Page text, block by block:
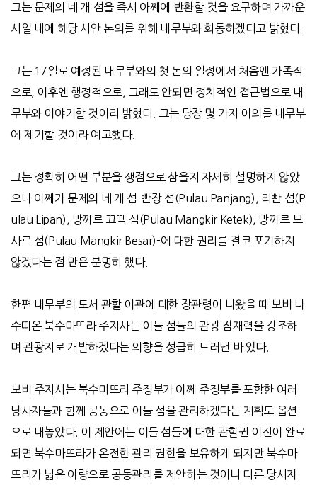
그는 문제의 네 개 섬을 즉시 아쩨에 반환할 것을 요구하며 가까운
시일 내에 해당 사안 논의를 위해 내무부와 회동하겠다고 밝혔다.
그는 17일로 예정된 내무부와의 첫 논의 일정에서 처음엔 가족적
으로
이후엔 행정적으로
그래도 안되면 정치적인 접근법으로 내
무부와 이야기할 것이라 밝혔다.
그는 당장 몇 가지 이의를 내무부
에 제기할 것이라 예고했다.
그는 정확히 어떤 부분을 쟁점으로 삼을지 자세히 설명하지 않았
으나 아쩨가 문제의 네 개 섬-빤장 섬(Pulau Panjang), 리빤 섬(P
ulau Lipan), 망끼르 끄떽 섬(Pulau Mangkir Ketek), 망끼르 브
사르 섬(Pulau Mangkir Besar)-에 대한 권리를 결코 포기하지
않겠다는 점 만은 분명히 했다.
한편 내무부의 도서 관할 이관에 대한 장관령이 나왔을 때 보비 나
수띠온 북수마뜨라 주지사는 이들 섬들의 관광 잠재력을 강조하
며 관광지로 개발하겠다는 의향을 성급히 드러낸 바 있다.
보비 주지사는 북수마뜨라 주정부가 아쩨 주정부를 포함한 여러
당사자들과 함께 공동으로 이들 섬을 관리하겠다는 계획도 옵션
으로 내놓았다. 이 제안에는 이들 섬들에 대한 관할권 이전이 완료
되면 북수마뜨라가 온전한 관리 권한을 보유하게 되지만 북수마
뜨라가 넓은 아량으로 공동관리를 제안하는 것이니 다른 당사자